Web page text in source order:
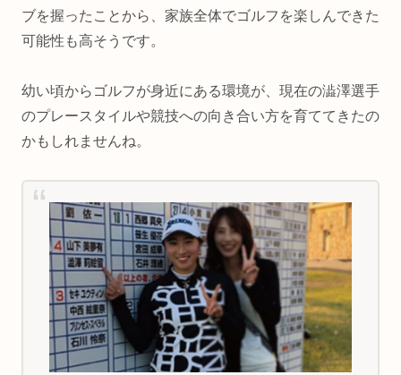
ブを握ったことから、家族全体でゴルフを楽しんできた
可能性も高そうです。
幼い頃からゴルフが身近にある環境が、現在の澁澤選手
のプレースタイルや競技への向き合い方を育ててきたの
かもしれませんね。